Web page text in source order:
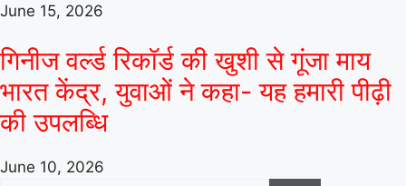
June 15, 2026
गिनीज वर्ल्ड रिकॉर्ड की खुशी से गूंजा माय
भारत केंद्र, युवाओं ने कहा- यह हमारी पीढ़ी
की उपलब्धि
June 10, 2026